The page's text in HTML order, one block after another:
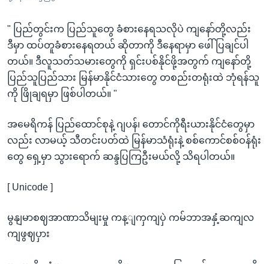
" ပြည်တွင်းက ပြည်သူတွေ ခံစားနေရသလိုပဲ ကျနော်တို့လည်း
ဒီမှာ ထပ်တူခံစားနေရတယ် ဆိုတာကို ဒီနေရာမှာ ဖေါ်ပြချင်ပါ
တယ်။ ဒီလူသတ်သမားတွေကို ရှင်းပစ်နိုင်ဖို့အတွက် ကျနော်တို့
ပြည်သူပြည်သား မြန်မာနိုင်ငံသားတွေ တစည်းတရုံးထဲ ဘုံရန်သူ
ကို ဖြိုချရမှာ ဖြစ်ပါတယ်။ "
အမေရိကန် ပြည်ထောင်စုနဲ့ ဂျပန်၊ တောင်ကိုရီးယားနိုင်ငံတွေမှာ
လည်း လာမယ့် သီတင်းပတ်ထဲ မြန်မာသံရုံးနဲ့ စစ်ကောင်စစ်ဝန်ရုံး
တွေ ရှေ့မှာ သွားရောက် ဆန္ဒပြကြဦးမယ်လို့ သိရပါတယ်။
[ Unicode ]
မွနျမာစဈအာဏာသိမျးမှု ကန့ျကှကျပှဲ ကမ်ဘာအနှံ့ဆကျလ
ကျဖွဈပှား